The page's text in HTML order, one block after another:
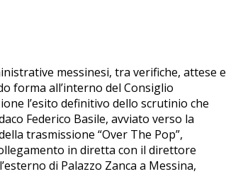
messinesi, tra verifiche, attese e
forma all’interno del Consiglio
l’esito definitivo dello scrutinio che
Federico Basile, avviato verso la
trasmissione “Over The Pop”,
in diretta con il direttore
di Palazzo Zanca a Messina,